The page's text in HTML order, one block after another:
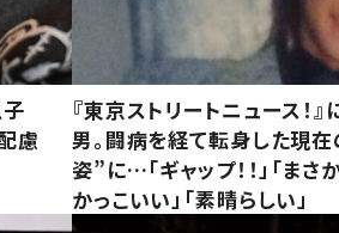
慮
『東京ストリートニュース！
男。闘病を経て転身した現
姿”に…「ギャップ！！」「まさ
かっこいい」「素晴らしい」